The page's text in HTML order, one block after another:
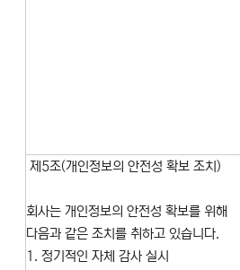
제5조(개인정보의 안전성 확보 조치)
회사는 개인정보의 안전성 확보를 위해
다음과 같은 조치를 취하고 있습니다.
1. 정기적인 자체 감사 실시